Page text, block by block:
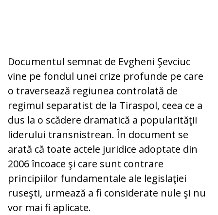
Documentul semnat de Evgheni Şevciuc
vine pe fondul unei crize profunde pe care
o traversează regiunea controlată de
regimul separatist de la Tiraspol, ceea ce a
dus la o scădere dramatică a popularităţii
liderului transnistrean. În document se
arată că toate actele juridice adoptate din
2006 încoace şi care sunt contrare
principiilor fundamentale ale legislaţiei
ruseşti, urmează a fi considerate nule şi nu
vor mai fi aplicate.